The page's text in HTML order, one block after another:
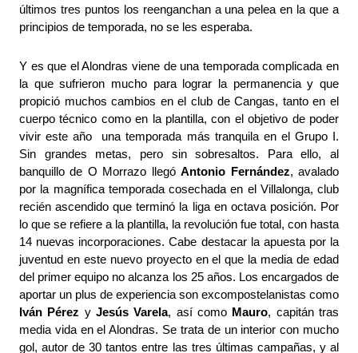
últimos tres puntos los reenganchan a una pelea en la que a
principios de temporada, no se les esperaba.
Y es que el Alondras viene de una temporada complicada en
la que sufrieron mucho para lograr la permanencia y que
propició muchos cambios en el club de Cangas, tanto en el
cuerpo técnico como en la plantilla, con el objetivo de poder
vivir este año  una temporada más tranquila en el Grupo I.
Sin grandes metas, pero sin sobresaltos. Para ello, al
banquillo de O Morrazo llegó Antonio Fernández, avalado
por la magnífica temporada cosechada en el Villalonga, club
recién ascendido que terminó la liga en octava posición. Por
lo que se refiere a la plantilla, la revolución fue total, con hasta
14 nuevas incorporaciones. Cabe destacar la apuesta por la
juventud en este nuevo proyecto en el que la media de edad
del primer equipo no alcanza los 25 años. Los encargados de
Iván Pérez y Jesús Varela, así como Mauro, capitán tras
media vida en el Alondras. Se trata de un interior con mucho
gol, autor de 30 tantos entre las tres últimas campañas, y al